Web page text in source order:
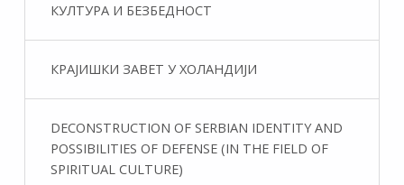
КУЛТУРА И БЕЗБЕДНОСТ
КРАЈИШКИ ЗАВЕТ У ХОЛАНДИЈИ
DECONSTRUCTION OF SERBIAN IDENTITY AND
POSSIBILITIES OF DEFENSE (IN THE FIELD OF
SPIRITUAL CULTURE)